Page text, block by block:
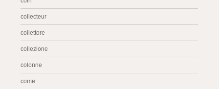
collecteur
collettore
collezione
colonne
come